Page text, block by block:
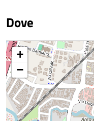
Dove
+
−